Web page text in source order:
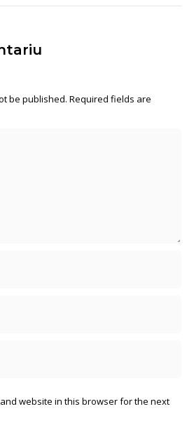
be published. Required fields are
website in this browser for the next